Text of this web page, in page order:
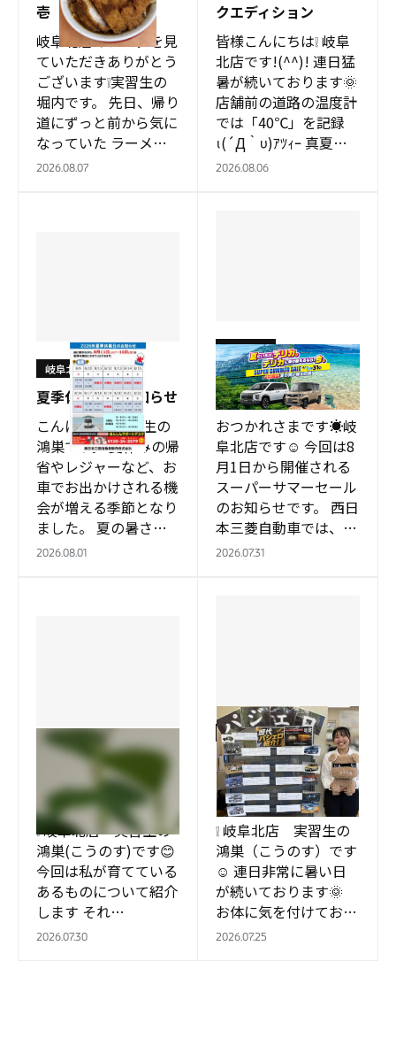
壱
岐阜北店のブログを見
ていただきありがとう
ございます❕実習生の
堀内です。 先日、帰り
道にずっと前から気に
なっていた ラーメン
絆さんに同期3人で行
2026.08.07
クエディション
皆様こんにちは❕ 岐阜
北店です!(^^)! 連日猛
暑が続いております🌞
店舗前の道路の温度計
では「40℃」を記録
ι(´Д｀υ)ｱﾂｨｰ 真夏で
ございます☀ 夏とい
2026.08.06
夏季休業日のお知らせ
岐阜北店
こんにちは❕ 実習生の
鴻巣です。 夏休みの帰
省やレジャーなど、お
車でお出かけされる機
会が増える季節となり
ました。 夏の暑さは
人だけでなく車にも大
2026.08.01
スーパーサマーセール
開催
岐阜北店
おつかれさまです☀岐
阜北店です☺ 今回は8
月1日から開催される
スーパーサマーセール
のお知らせです。 西日
本三菱自動車では、デ
リカD:5とデリカミニ
2026.07.31
私が育てているもの
岐阜北店
みなさん こんにちは
❕ 岐阜北店 実習生の
鴻巣(こうのす)です😊
今回は私が育てている
あるものについて紹介
します それ
は、、、、、、、 ガ
2026.07.30
パジェロコーナーを設
置❕
岐阜北店
みなさん こんにちは
❕ 岐阜北店 実習生の
鴻巣（こうのす）です
☺ 連日非常に暑い日
が続いております🌞
お体に気を付けてお過
ごしください💉 さて、
2026.07.25